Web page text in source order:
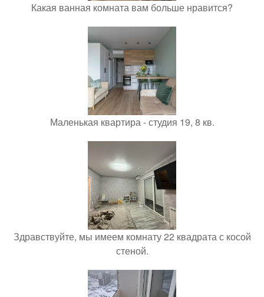
Какая ванная комната вам больше нравится?
Маленькая квартира - студия 19, 8 кв.
Здравствуйте, мы имеем комнату 22 квадрата с косой
стеной.